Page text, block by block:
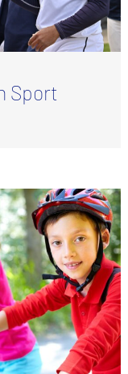
Sport